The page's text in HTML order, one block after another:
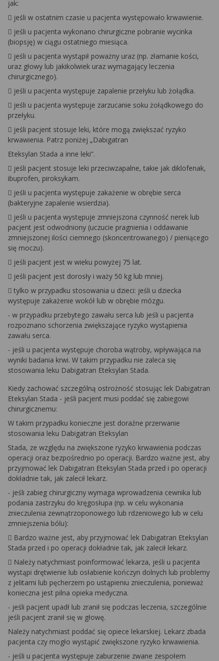
jak:
 jeśli w ostatnim czasie u pacjenta występowało krwawienie.
 jeśli u pacjenta wykonano chirurgiczne pobranie wycinka
(biopsję) w ciągu ostatniego miesiąca.
 jeśli u pacjenta wystąpił poważny uraz (np. złamanie kości,
uraz głowy lub jakikolwiek uraz wymagający leczenia
chirurgicznego).
 jeśli u pacjenta występuje zapalenie przełyku lub żołądka.
 jeśli u pacjenta występuje zarzucanie soku żołądkowego do
przełyku.
 jeśli pacjent stosuje leki, które mogą zwiększać ryzyko
krwawienia. Patrz poniżej „Dabigatran
Eteksylan Stada a inne leki”.
 jeśli pacjent stosuje leki przeciwzapalne, takie jak diklofenak,
ibuprofen, piroksykam.
 jeśli u pacjenta występuje zakażenie w obrębie serca
(bakteryjne zapalenie wsierdzia).
 jeśli u pacjenta występuje zmniejszona czynność nerek lub
pacjent jest odwodniony (uczucie pragnienia i oddawanie
zmniejszonej ilości ciemnego (skoncentrowanego) / pieniącego
się moczu).
 jeśli pacjent jest w wieku powyżej 75 lat.
 jeśli pacjent jest dorosły i waży 50 kg lub mniej.
 tylko w przypadku stosowania u dzieci: jeśli u dziecka
występuje zakażenie wokół lub w obrębie mózgu.
- w przypadku przebytego zawału serca lub jeśli u pacjenta
rozpoznano schorzenia zwiększające ryzyko wystąpienia
zawału serca.
- jeśli u pacjenta występuje choroba wątroby, wpływająca na
wyniki badania krwi. W takim przypadku nie zaleca się
stosowania leku Dabigatran Eteksylan Stada.
Kiedy zachować szczególną ostrożność stosując lek Dabigatran
Eteksylan Stada - jeśli pacjent musi poddać się zabiegowi
chirurgicznemu:
W takim przypadku konieczne jest doraźne przerwanie
stosowania leku Dabigatran Eteksylan
Stada, ze względu na zwiększone ryzyko krwawienia podczas
operacji oraz bezpośrednio po operacji. Bardzo ważne jest, aby
przyjmować lek Dabigatran Eteksylan Stada przed i po operacji
dokładnie tak, jak zalecił lekarz.
- jeśli zabieg chirurgiczny wymaga wprowadzenia cewnika lub
podania zastrzyku do kręgosłupa (np. w celu wykonania
znieczulenia zewnątrzoponowego lub rdzeniowego lub w celu
zmniejszenia bólu):
 Bardzo ważne jest, aby przyjmować lek Dabigatran Eteksylan
Stada przed i po operacji dokładnie tak, jak zalecił lekarz.
 Należy natychmiast poinformować lekarza, jeśli u pacjenta
wystąpi drętwienie lub osłabienie kończyn dolnych lub problemy
z jelitami lub pęcherzem po ustąpieniu znieczulenia, ponieważ
konieczna jest pilna opieka medyczna.
- jeśli pacjent upadł lub zranił się podczas leczenia, szczególnie
jeśli pacjent zranił się w głowę.
Należy natychmiast poddać się opiece lekarskiej. Lekarz zbada
pacjenta czy mogło wystąpić zwiększone ryzyko krwawienia.
- jeśli u pacjenta występuje zaburzenie zwane zespołem